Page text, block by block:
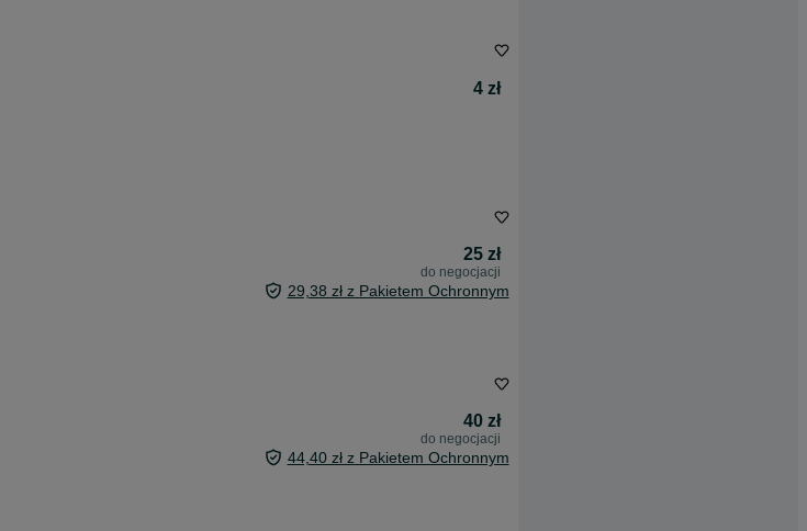
4 zł
25 zł
do negocjacji
29,38 zł z Pakietem Ochronnym
40 zł
do negocjacji
44,40 zł z Pakietem Ochronnym